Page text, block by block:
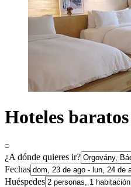
Hoteles
¿A dónde quieres ir?
Fechas
Huéspedes